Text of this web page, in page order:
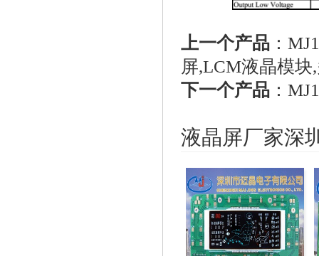
上一个产品 ：
屏,LCM液晶模块
下一个产品 ：
液晶屏厂家深